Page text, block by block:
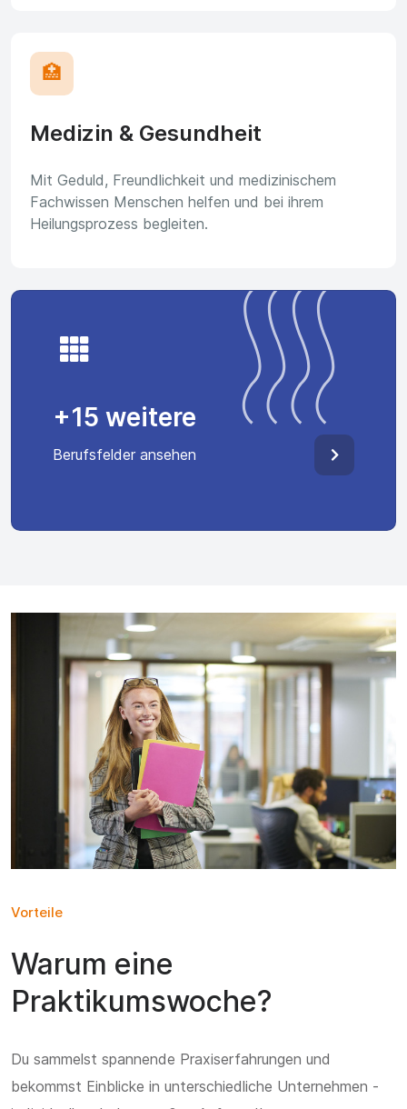
🏥
Medizin & Gesundheit
Mit Geduld, Freundlichkeit und medizinischem
Fachwissen Menschen helfen und bei ihrem
Heilungsprozess begleiten.
+15 weitere
Berufsfelder ansehen
Vorteile
Warum eine
Praktikumswoche?
Du sammelst spannende Praxiserfahrungen und
bekommst Einblicke in unterschiedliche Unternehmen -